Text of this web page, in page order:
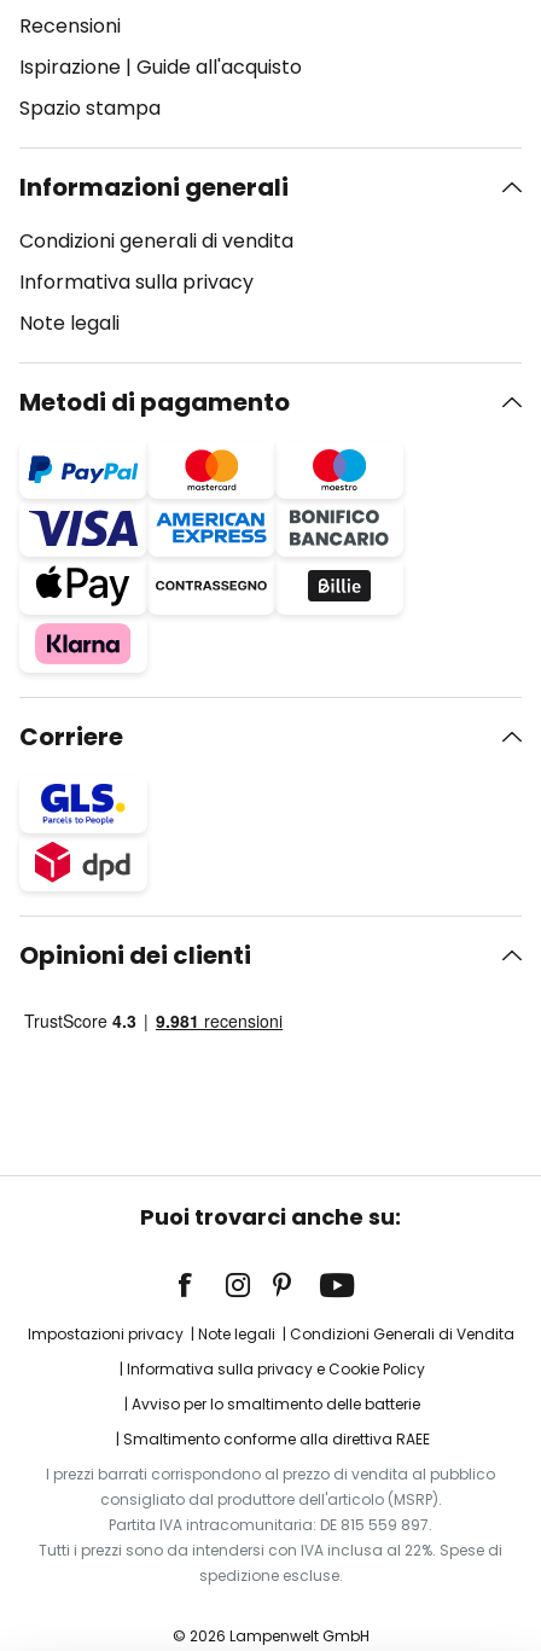
Recensioni
Ispirazione | Guide all'acquisto
Spazio stampa
Informazioni generali
Condizioni generali di vendita
Informativa sulla privacy
Note legali
Metodi di pagamento
Corriere
Opinioni dei clienti
Puoi trovarci anche su:
Impostazioni privacy Note legali
Condizioni Generali di Vendita
Informativa sulla privacy e Cookie Policy
Avviso per lo smaltimento delle batterie
Smaltimento conforme alla direttiva RAEE
I prezzi barrati corrispondono al prezzo di vendita al pubblico
consigliato dal produttore dell'articolo (MSRP).
Partita IVA intracomunitaria: DE 815 559 897.
Tutti i prezzi sono da intendersi con IVA inclusa al 22%. Spese di
spedizione escluse.
© 2026 Lampenwelt GmbH